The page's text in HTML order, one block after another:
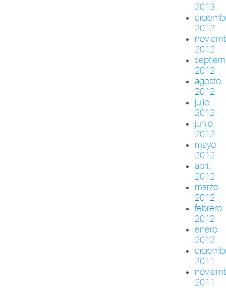
2013
2012
2012
2012
agosto
2012
julio
2012
junio
2012
mayo
2012
abril
2012
marzo
2012
febrero
2012
enero
2012
2011
2011